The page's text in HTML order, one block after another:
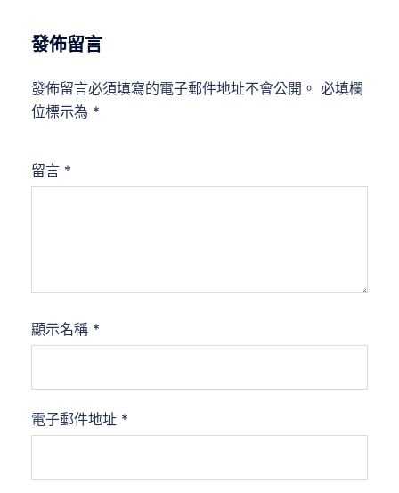
發佈留言
發佈留言必須填寫的電子郵件地址不會公開。 必填欄
位標示為 *
留言 *
顯示名稱 *
電子郵件地址 *